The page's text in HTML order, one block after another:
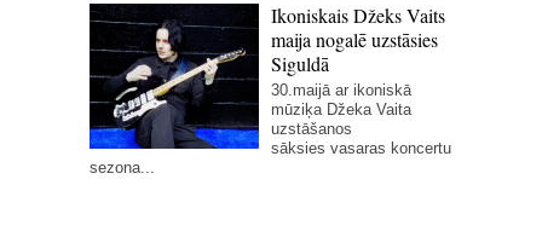
Ikoniskais Džeks Vaits
maija nogalē uzstāsies
Siguldā
30.maijā ar ikoniskā
mūziķa Džeka Vaita
uzstāšanos
sāksies vasaras koncertu
sezona...